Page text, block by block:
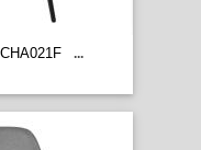
...